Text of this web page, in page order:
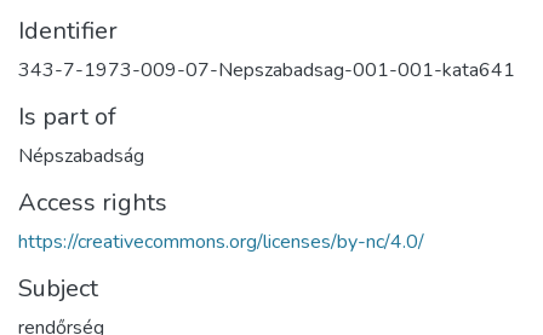
Identifier
343-7-1973-009-07-Nepszabadsag-001-001-kata641
Is part of
Népszabadság
Access rights
https://creativecommons.org/licenses/by-nc/4.0/
Subject
rendőrség